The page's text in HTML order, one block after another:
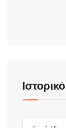
Ιστορικό